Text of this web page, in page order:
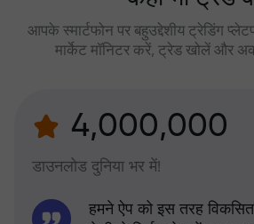
आपके स्मार्टफोन पर बहुउद्देशीय ट्रेडिंग
मार्केट मॉनिटर करें, ट्रेड खोलें और
4,000,000
डाउनलोड दुनिया भर में!
हमने ऐप को इस तरह